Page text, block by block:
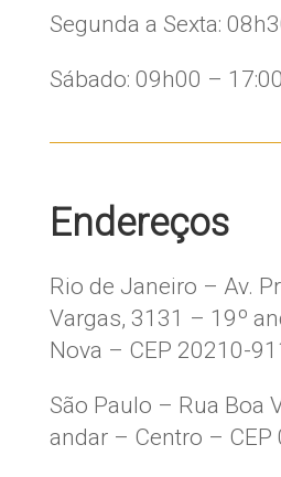
​Segunda a Sexta:
Sábado: 09h00 – 17:00
Endereços
Rio de Janeiro – Av.
Vargas, 3131 – 19º
Nova – CEP 20210-
São Paulo – Rua Boa
andar – Centro – CEP